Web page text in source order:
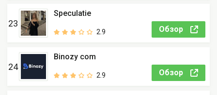
23
Speculatie
2.9 Обзор
24
Binozy com
2.9 Обзор